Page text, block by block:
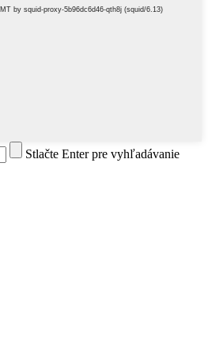
Stlačte Enter pre vyhľadávanie